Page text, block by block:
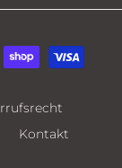
Kontakt